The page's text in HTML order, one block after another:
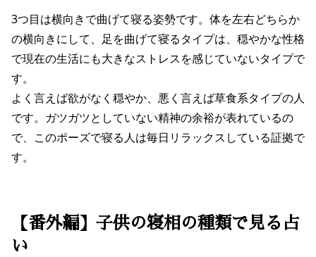
3つ目は横向きで曲げて寝る姿勢です。体を左右どちらか
の横向きにして、足を曲げて寝るタイプは、穏やかな性格
で現在の生活にも大きなストレスを感じていないタイプで
す。
よく言えば欲がなく穏やか、悪く言えば草食系タイプの人
です。ガツガツとしていない精神の余裕が表れているの
で、このポーズで寝る人は毎日リラックスしている証拠で
す。
【番外編】子供の寝相の種類で見る占
い